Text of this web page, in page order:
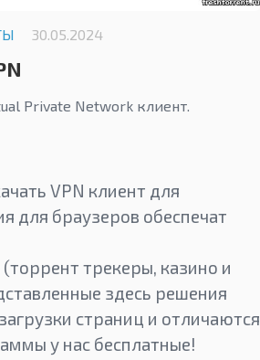
30.05.2024
Private Network клиент.
VPN клиент для
для браузеров обеспечат
трекеры, казино и
здесь решения
страниц и отличаются
у нас бесплатные!